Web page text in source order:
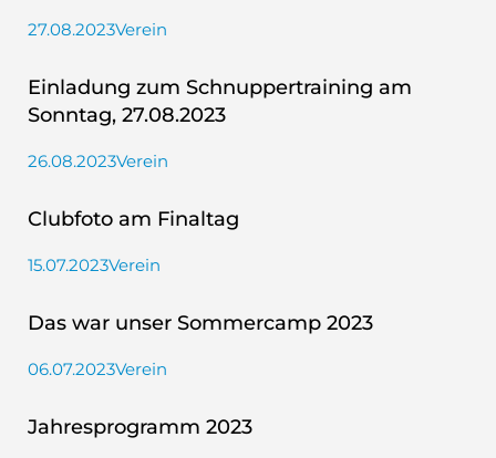
27.08.2023Verein
Einladung zum Schnuppertraining am
Sonntag, 27.08.2023
26.08.2023Verein
Clubfoto am Finaltag
15.07.2023Verein
Das war unser Sommercamp 2023
06.07.2023Verein
Jahresprogramm 2023